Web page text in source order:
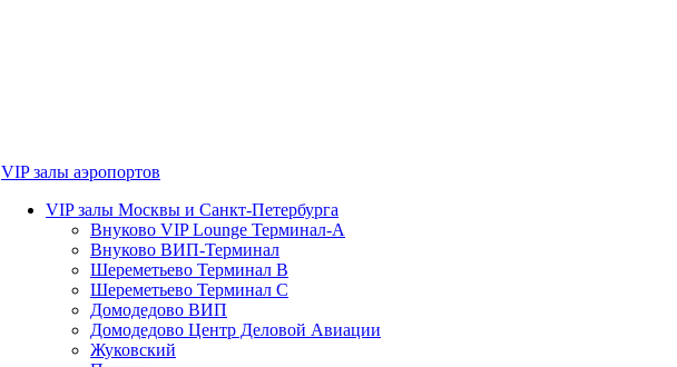
VIP залы аэропортов
VIP залы Москвы и Санкт-Петербурга
Внуково VIP Lounge Терминал-А
Внуково ВИП-Терминал
Шереметьево Терминал B
Шереметьево Терминал C
Домодедово ВИП
Домодедово Центр Деловой Авиации
Жуковский